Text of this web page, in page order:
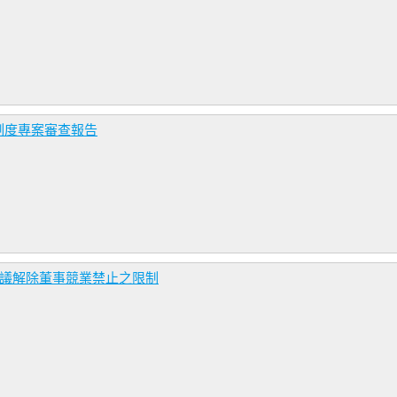
度專案審查報告
解除董事競業禁止之限制